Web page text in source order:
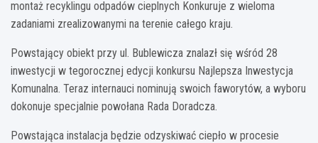
montaż recyklingu odpadów cieplnych Konkuruje z wieloma
zadaniami zrealizowanymi na terenie całego kraju.
Powstający obiekt przy ul. Bublewicza znalazł się wśród 28
inwestycji w tegorocznej edycji konkursu Najlepsza Inwestycja
Komunalna. Teraz internauci nominują swoich faworytów, a wyboru
dokonuje specjalnie powołana Rada Doradcza.
Powstająca instalacja będzie odzyskiwać ciepło w procesie